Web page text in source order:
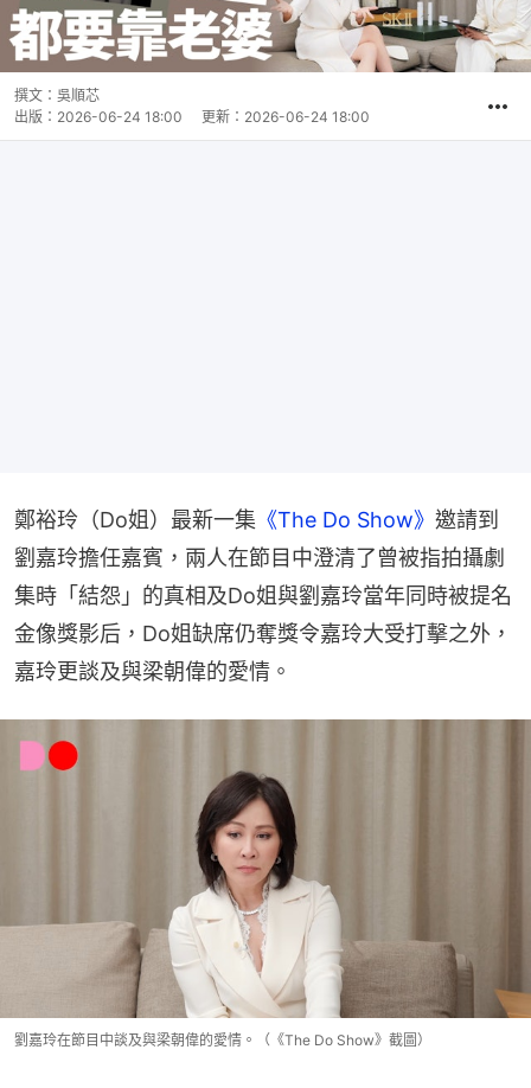
撰文： 吳順芯
出版： 2026-06-24 18:00 更新： 2026-06-24 18:00
鄭裕玲（Do姐）最新一集 《The Do Show》 邀請到
劉嘉玲擔任嘉賓，兩人在節目中澄清了曾被指拍攝劇
集時「結怨」的真相及Do姐與劉嘉玲當年同時被提名
金像獎影后，Do姐缺席仍奪獎令嘉玲大受打擊之外，
嘉玲更談及與梁朝偉的愛情。
劉嘉玲在節目中談及與梁朝偉的愛情。（《The Do Show》截圖）